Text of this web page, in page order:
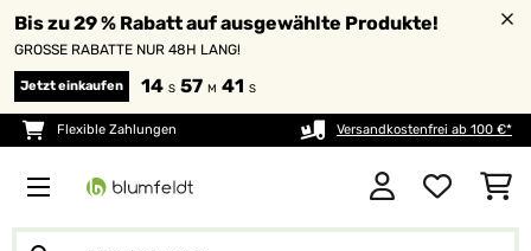
Bis zu 29 % Rabatt auf ausgewählte Produkte!
GROSSE RABATTE NUR 48H LANG!
Jetzt einkaufen 14 S 57 M 40 S
Flexible Zahlungen Versandkostenfrei ab 100 €*